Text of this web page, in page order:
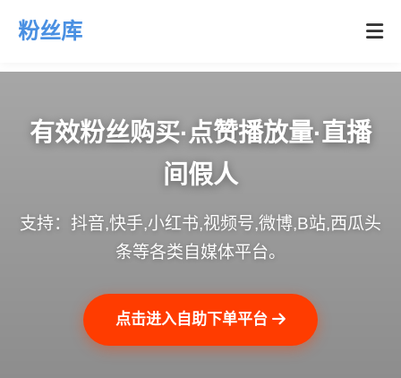
粉丝库
有效粉丝购买·点赞播放量·直播
间假人
支持：抖音,快手,小红书,视频号,微博,B站,西瓜头
条等各类自媒体平台。
点击进入自助下单平台